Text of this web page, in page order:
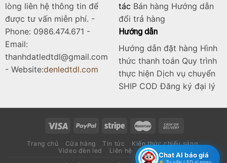
lòng liên hệ thông tin để
được tư vấn miễn phí. -
Phone: 0986.474.671 -
Email:
thanhdatledtdl@gmail.com
- Website:denledtdl.com
tác Bán hàng Hướng dẫn
đổi trả hàng
Hướng dẫn
Hướng dẫn đặt hàng Hình
thức thanh toán Quy trình
thực hiện Dịch vụ chuyển
SHIP COD Đăng ký đại lý
Trang chủ Cửa hàng Tin tức
Kiến thức chiếu sáng
Video đèn led
Liên hệ Catalogue
Chat AI báo giá
Tư vấn LED sỉ ngay